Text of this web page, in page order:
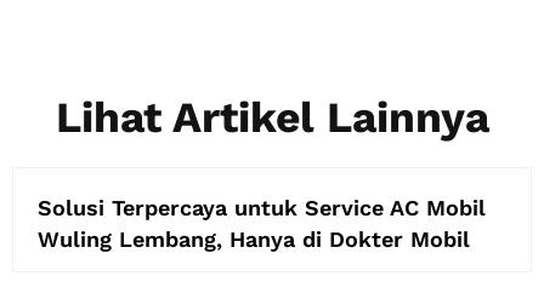
Lihat Artikel Lainnya
Solusi Terpercaya untuk Service AC Mobil
Wuling Lembang, Hanya di Dokter Mobil